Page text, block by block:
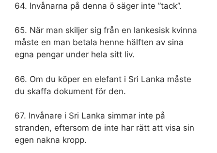
64. Invånarna på denna ö säger inte ”tack”.
65. När man skiljer sig från en lankesisk kvinna
måste en man betala henne hälften av sina
egna pengar under hela sitt liv.
66. Om du köper en elefant i Sri Lanka måste
du skaffa dokument för den.
67. Invånare i Sri Lanka simmar inte på
stranden, eftersom de inte har rätt att visa sin
egen nakna kropp.